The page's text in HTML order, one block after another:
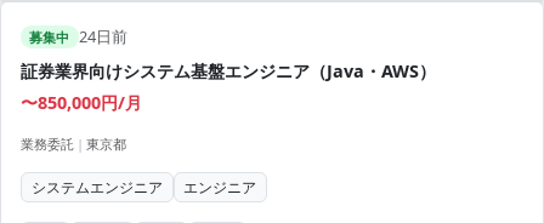
し、チームをリードできるコミュニケーション能力に優れた方です。
既存の技術を用いて高品質なシステムを提供し、プロジェクト全体を
募集中 24日前
証券業界向けシステム基盤エンジニア（Java・AWS）
〜850,000円/月
業務委託 | 東京都
システムエンジニア エンジニア